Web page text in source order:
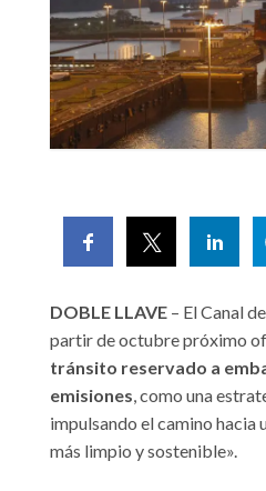
DOBLE LLAVE – El Canal
partir de octubre próximo
tránsito reservado a
emisiones, como una
impulsando el camino
más limpio y sostenible».